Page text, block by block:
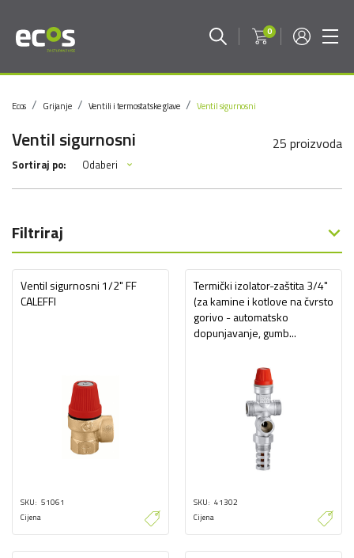
0
Ecos Grijanje Ventili i termostatske glave Ventil sigurnosni
Ventil sigurnosni 25 proizvoda
Sortiraj po: Odaberi
Filtriraj
Ventil sigurnosni 1/2" FF
CALEFFI
SKU 51061
Cijena
Termički izolator-zaštita 3/4"
(za kamine i kotlove na čvrsto
gorivo - automatsko
dopunjavanje, gumb...
SKU 41302
Cijena